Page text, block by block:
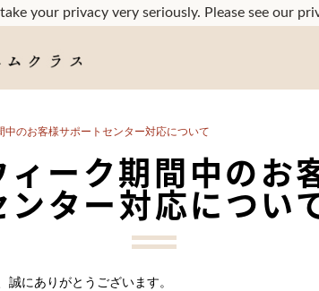
中のお客様サポートセンター対応について
ーク期間中のお
ンター対応につい
にありがとうございます。
your privacy very seriously. Please see our